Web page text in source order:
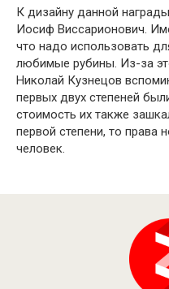
К дизайну данной
Иосиф Виссарионович.
что надо использовать
любимые рубины. Из-за
Николай Кузнецов
первых двух степеней
стоимость их также
первой степени, то права
человек.